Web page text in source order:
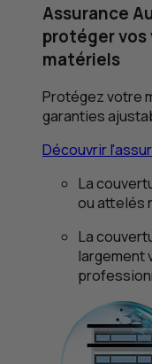
Assurance
protéger
matériels
Protégez votre
garanties
Découvrir
La
ou attelés
La
largement